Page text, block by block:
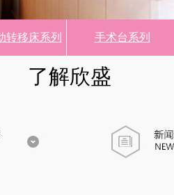
转移床系列 手术台系列
了解欣盛